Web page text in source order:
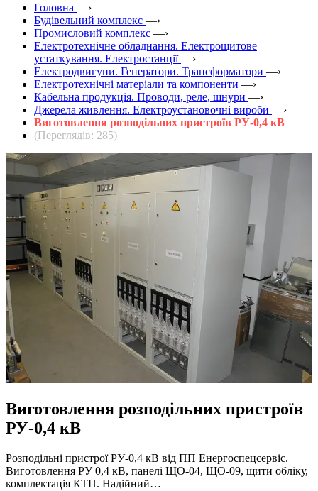
Головна —›
Будівельний комплекс —›
Промисловий комплекс —›
Електротехнічне обладнання. Електрощитове
устаткування. Електростанції —›
Електродвигуни. Генератори. Трансформатори —›
Електротехнічні матеріали та компоненти —›
Кабельна продукція. Проводи, реле, шнури —›
Джерела живлення. Електроустановочні вироби —›
Виготовлення розподільних пристроїв РУ-0,4 кВ
(Переглядів: 285)
Виготовлення розподільних пристроїв
РУ-0,4 кВ
Розподільні пристрої РУ-0,4 кВ від ПП Енергоспецсервіс.
Виготовлення РУ 0,4 кВ, панелі ЩО-04, ЩО-09, щити обліку,
комплектація КТП. Надійний…